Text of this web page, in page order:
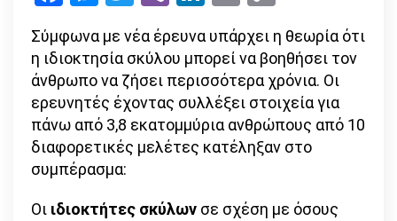
σκύλου;
Link
Σύμφωνα με νέα έρευνα υπάρχει η θεωρία ότι
η ιδιοκτησία σκύλου μπορεί να βοηθήσει τον
άνθρωπο να ζήσει περισσότερα χρόνια. Οι
ερευνητές έχοντας συλλέξει στοιχεία για
πάνω από 3,8 εκατομμύρια ανθρώπους από 10
διαφορετικές μελέτες κατέληξαν στο
συμπέρασμα:
Οι ιδιοκτήτες σκύλων σε σχέση με όσους